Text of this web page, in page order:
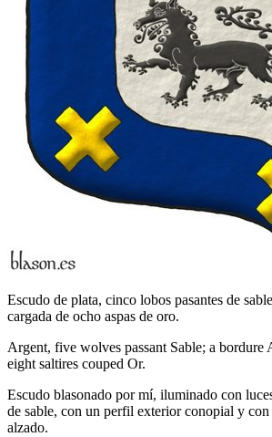
Escudo de plata, cinco lobos pasantes de
cargada de ocho aspas de oro.
Argent, five wolves passant Sable; a bordure
eight saltires couped Or.
Escudo blasonado por mí, iluminado con
de sable, con un perfil exterior conopial y con
alzado.